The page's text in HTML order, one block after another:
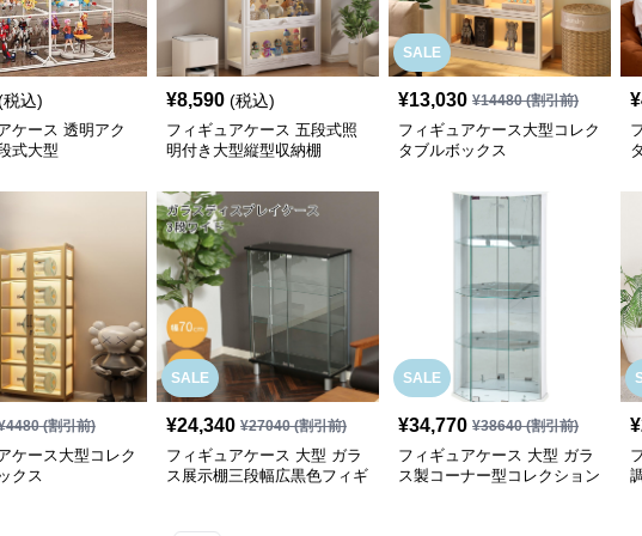
税込)
ケース 透明アク
式大型
¥8,590 (税込)
フィギュアケース 五段式照
明付き大型縦型収納棚
SALE
¥13,030 ¥14480(割引前)
フィギュアケース大型コレク
タブルボックス
¥
4480(割引前)
ケース大型コレク
クス
SALE
¥24,340 ¥27040(割引前)
フィギュアケース 大型 ガラ
ス展示棚三段幅広黒色フィギ
SALE
¥34,770 ¥38640(割引前)
フィギュアケース 大型 ガラ
ス製コーナー型コレクション
¥